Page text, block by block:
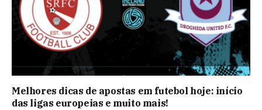
Melhores dicas de apostas em futebol hoje: início
das ligas europeias e muito mais!